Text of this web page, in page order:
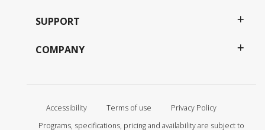
SUPPORT
COMPANY
Privacy Policy
Terms of use
Accessibility
Programs, specifications, pricing and availability are subject to